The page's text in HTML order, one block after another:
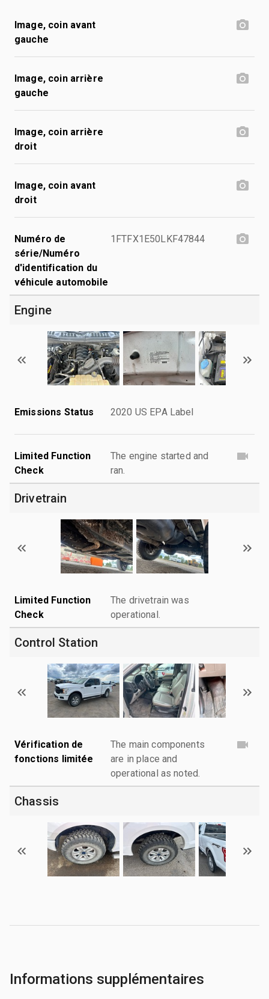
Image, coin avant
gauche
Image, coin arrière
gauche
Image, coin arrière
droit
Image, coin avant
droit
Numéro de
série/Numéro
d'identification du
véhicule automobile
1FTFX1E50LKF47844
Engine
Emissions Status 2020 US EPA Label
Limited Function
Check
The engine started and
ran.
Drivetrain
Limited Function
Check
The drivetrain was
operational.
Control Station
Vérification de
fonctions limitée
The main components
are in place and
operational as noted.
Chassis
Informations supplémentaires